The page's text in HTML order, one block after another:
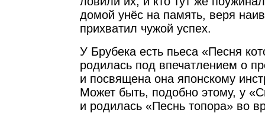
домой унёс на память, веря
прихватил чужой успех.
У Брубека есть пьеса «Песня
родилась под впечатлением о
и посвящена она японскому
Может быть, подобно этому, у
и родилась «Песнь топора» во